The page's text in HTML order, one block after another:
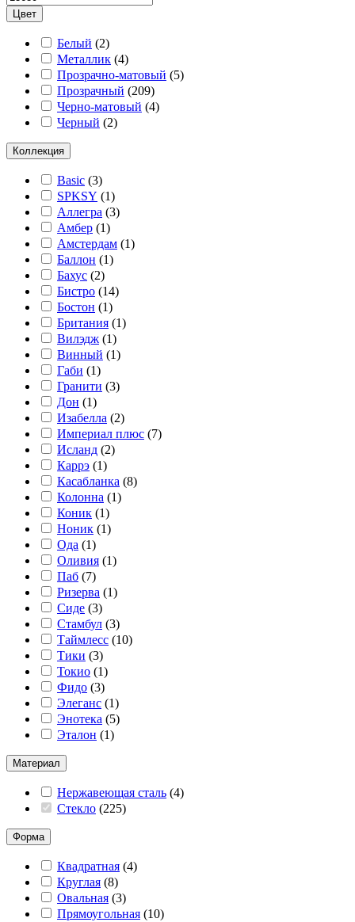
Цвет
Белый (2)
Металлик (4)
Прозрачно-матовый (5)
Прозрачный (209)
Черно-матовый (4)
Черный (2)
Коллекция
Basic (3)
SPKSY (1)
Аллегра (3)
Амбер (1)
Амстердам (1)
Баллон (1)
Бахус (2)
Бистро (14)
Бостон (1)
Британия (1)
Вилэдж (1)
Винный (1)
Габи (1)
Гранити (3)
Дон (1)
Изабелла (2)
Империал плюс (7)
Исланд (2)
Каррэ (1)
Касабланка (8)
Колонна (1)
Коник (1)
Ноник (1)
Ода (1)
Оливия (1)
Паб (7)
Ризерва (1)
Сиде (3)
Стамбул (3)
Таймлесс (10)
Тики (3)
Токио (1)
Фидо (3)
Элеганс (1)
Энотека (5)
Эталон (1)
Материал
Нержавеющая сталь (4)
Стекло (225)
Форма
Квадратная (4)
Круглая (8)
Овальная (3)
Прямоугольная (10)